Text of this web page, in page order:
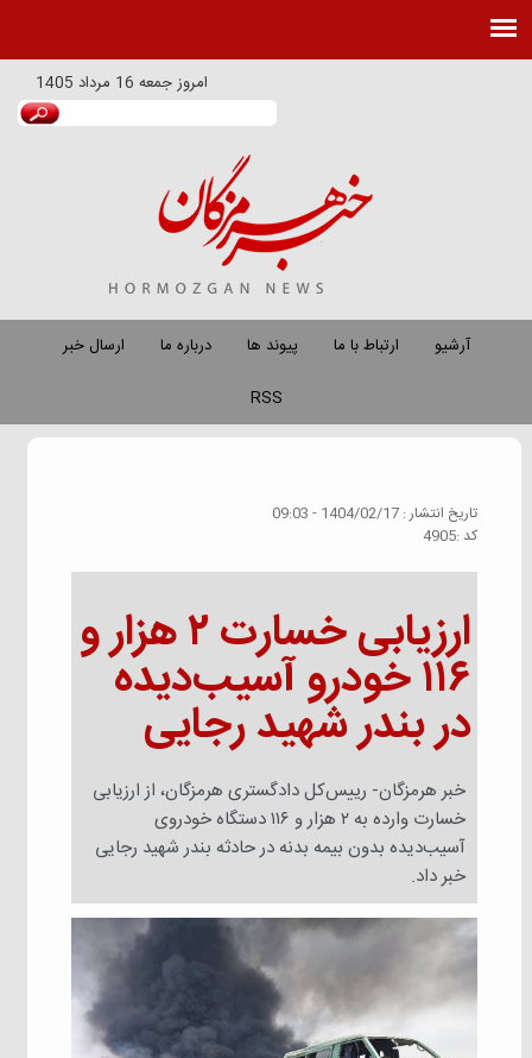
امروزجمعه 16 مرداد 1405
آرشیو ارتباط با ما پیوند ها درباره ما
ارسال خبر
RSS
تاريخ انتشار : 1404/02/17 - 09:03
كد :4905
ارزیابی خسارت ۲ هزار و
۱۱۶ خودرو آسیب‌دیده
در بندر شهید رجایی
خبر هرمزگان- رییس‌کل دادگستری هرمزگان، از ارزیابی
خسارت وارده به ۲ هزار و ۱۱۶ دستگاه خودروی
آسیب‌دیده بدون بیمه بدنه در حادثه بندر شهید رجایی
خبر داد.